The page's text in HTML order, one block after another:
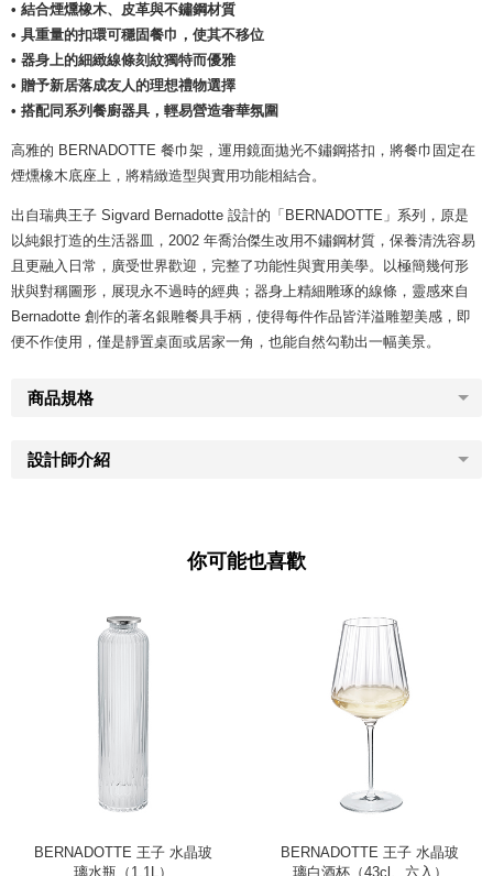
• 結合煙燻橡木、皮革與不鏽鋼材質
• 具重量的扣環可穩固餐巾，使其不移位
• 器身上的細緻線條刻紋獨特而優雅
• 贈予新居落成友人的理想禮物選擇
• 搭配同系列餐廚器具，輕易營造奢華氛圍
高雅的 BERNADOTTE 餐巾架，運用鏡面拋光不鏽鋼搭扣，將餐巾固定在
煙燻橡木底座上，將精緻造型與實用功能相結合。
出自瑞典王子 Sigvard Bernadotte 設計的「BERNADOTTE」系列，原是
以純銀打造的生活器皿，2002 年喬治傑生改用不鏽鋼材質，保養清洗容易
且更融入日常，廣受世界歡迎，完整了功能性與實用美學。以極簡幾何形
狀與對稱圖形，展現永不過時的經典；器身上精細雕琢的線條，靈感來自
Bernadotte 創作的著名銀雕餐具手柄，使得每件作品皆洋溢雕塑美感，即
便不作使用，僅是靜置桌面或居家一角，也能自然勾勒出一幅美景。
商品規格
設計師介紹
你可能也喜歡
BERNADOTTE 王子 水晶玻
璃水瓶（1.1L）
BERNADOTTE 王子 水晶玻
璃白酒杯（43cl、六入）